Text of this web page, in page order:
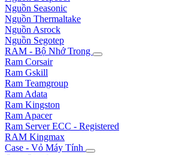
Nguồn Seasonic
Nguồn Thermaltake
Nguồn Asrock
Nguồn Segotep
RAM - Bộ Nhớ Trong
Ram Corsair
Ram Gskill
Ram Teamgroup
Ram Adata
Ram Kingston
Ram Apacer
Ram Server ECC - Registered
RAM Kingmax
Case - Vỏ Máy Tính